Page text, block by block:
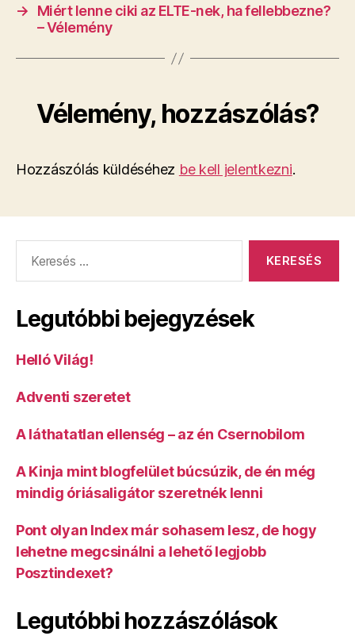
→
Miért lenne ciki az ELTE-nek, ha fellebbezne?
– Vélemény
Vélemény, hozzászólás?
Hozzászólás küldéséhez be kell jelentkezni.
Legutóbbi bejegyzések
Helló Világ!
Adventi szeretet
A láthatatlan ellenség – az én Csernobilom
A Kinja mint blogfelület búcsúzik, de én még
mindig óriásaligátor szeretnék lenni
Pont olyan Index már sohasem lesz, de hogy
lehetne megcsinálni a lehető legjobb
Posztindexet?
Legutóbbi hozzászólások